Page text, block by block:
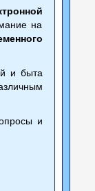
на
и быта
и